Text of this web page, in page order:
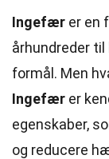
Ingefær er en
århundreder
formål . Men
Ingefær er
egenskaber,
og reducere